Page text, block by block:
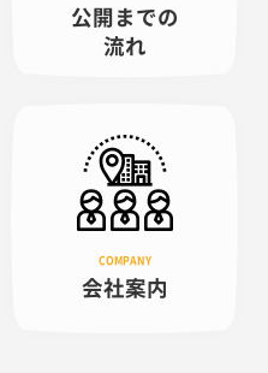
公開までの
流れ
会社案内